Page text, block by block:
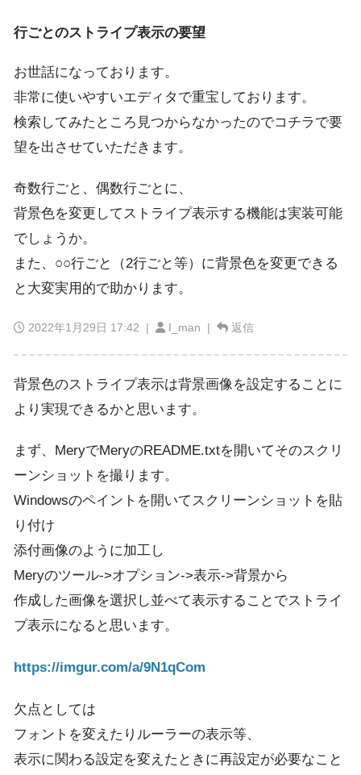
行ごとのストライプ表示の要望
お世話になっております。
非常に使いやすいエディタで重宝しております。
検索してみたところ見つからなかったのでコチラで要
望を出させていただきます。
奇数行ごと、偶数行ごとに、
背景色を変更してストライプ表示する機能は実装可能
でしょうか。
また、○○行ごと（2行ごと等）に背景色を変更できる
と大変実用的で助かります。
2022年1月29日 17:42 | I_man | 返信
背景色のストライプ表示は背景画像を設定することに
より実現できるかと思います。
まず、MeryでMeryのREADME.txtを開いてそのスクリ
ーンショットを撮ります。
Windowsのペイントを開いてスクリーンショットを貼
り付け
添付画像のように加工し
Meryのツール->オプション->表示->背景から
作成した画像を選択し並べて表示することでストライ
プ表示になると思います。
https://imgur.com/a/9N1qCom
欠点としては
フォントを変えたりルーラーの表示等、
表示に関わる設定を変えたときに再設定が必要なこと